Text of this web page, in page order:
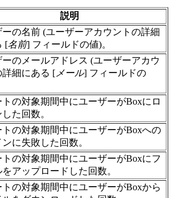
説明
ーの名前 (ユーザーアカウントの詳細
[名前] フィールドの値)。
のメールアドレス (ユーザーアカウ
詳細にある [ メール] フィールドの
トの対象期間中にユーザーがBoxにロ
た回数。
トの対象期間中にユーザーがBoxへの
ンに失敗した回数。
トの対象期間中にユーザーがBoxにフ
をアップロードした回数。
トの対象期間中にユーザーがBoxから